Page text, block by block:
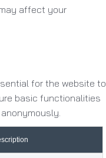
affect your
for the website to
basic functionalities